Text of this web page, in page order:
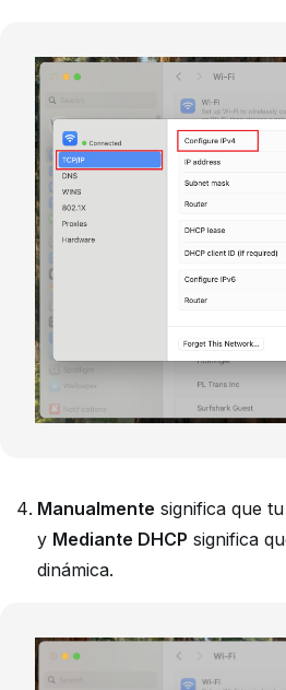
Manualmente significa que
y Mediante DHCP significa
dinámica.